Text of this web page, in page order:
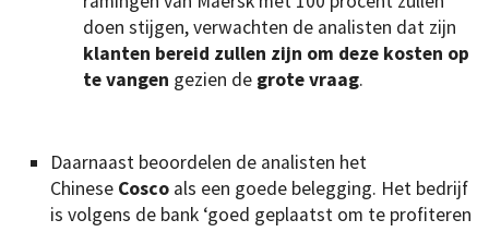
doen stijgen, verwachten de analisten dat zijn
klanten bereid zullen zijn om deze kosten op
te vangen gezien de grote vraag.
Daarnaast beoordelen de analisten het
Chinese Cosco als een goede belegging. Het bedrijf
is volgens de bank ‘goed geplaatst om te profiteren